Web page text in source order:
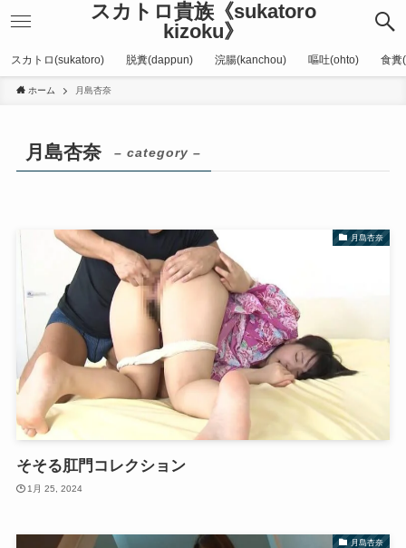
スカトロ貴族《sukatoro
kizoku》
スカトロ(sukatoro) 脱糞(dappun) 浣腸(kanchou) 嘔吐(ohto) 食糞
ホーム 月島杏奈
月島杏奈 – category –
月島杏奈
そそる肛門コレクション
1月 25, 2024
月島杏奈